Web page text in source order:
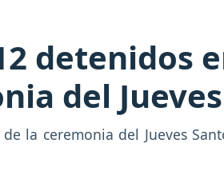
detenidos
del
la ceremonia del Jueves